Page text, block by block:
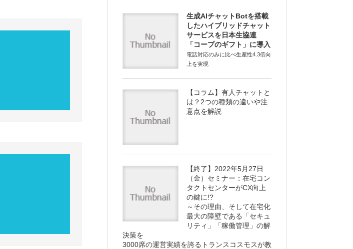
生成AIチャットBotを搭載
したハイブリッドチャット
サービスを日本生協連
「コープのギフト」に導入
電話対応のみに比べ生産性4.3倍向
上を実現
【コラム】有人チャットと
は？2つの種類の違いや注
意点を解説
【終了】2022年5月27日
（金）セミナー：在宅コン
タクトセンターがCX向上
の鍵に!?
～その理由、そして在宅化
最大の障壁である「セキュ
リティ」「稼働管理」の解
決策を
3000席の運営実績を誇るトランスコスモスが教